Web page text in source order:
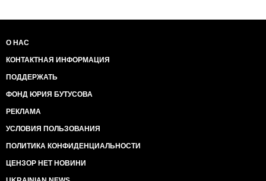
О НАС
КОНТАКТНАЯ ИНФОРМАЦИЯ
ПОДДЕРЖАТЬ
ФОНД ЮРИЯ БУТУСОВА
РЕКЛАМА
УСЛОВИЯ ПОЛЬЗОВАНИЯ
ПОЛИТИКА КОНФИДЕНЦИАЛЬНОСТИ
ЦЕНЗОР НЕТ НОВИНИ